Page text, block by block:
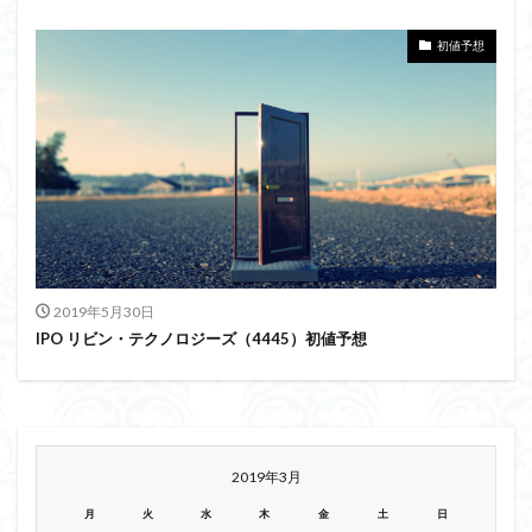
初値予想
2019年5月30日
IPO リビン・テクノロジーズ（4445）初値予想
2019年3月
月 火 水 木 金 土 日